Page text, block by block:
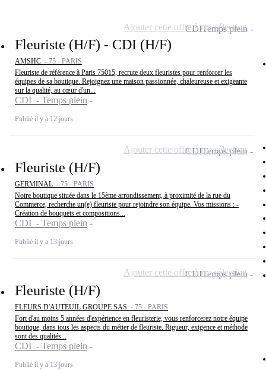
Fleuriste (H/F) - CDI (H/F)
AMSHC - 75 - PARIS
Fleuriste de référence à Paris 75015, recrute deux fleuristes pour renforcer les
équipes de sa boutique. Rejoignez une maison passionnée, chaleureuse et exigeante
sur la qualité, au cœur d'un...
CDI - Temps plein
Publié il y a 12 jours
CDITemps plein
Ajouter cette offre à ma sélection
Fleuriste (H/F)
GERMINAL - 75 - PARIS
Notre boutique située dans le 15ème arrondissement, à proximité de la rue du
Commerce, recherche un(e) fleuriste pour rejoindre son équipe. Vos missions : -
Création de bouquets et compositions...
CDI - Temps plein
Publié il y a 13 jours
CDITemps plein
Ajouter cette offre à ma sélection
Fleuriste (H/F)
FLEURS D'AUTEUIL GROUPE SAS - 75 - PARIS
Fort d'au moins 5 années d'expérience en fleuristerie, vous renforcerez notre équipe
boutique, dans tous les aspects du métier de fleuriste. Rigueur, exigence et méthode
sont des qualités...
CDI - Temps plein
Publié il y a 13 jours
CDITemps plein
Ajouter cette offre à ma sélection